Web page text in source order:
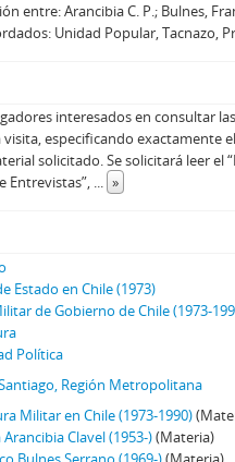
entre: Arancibia C. P.; Bulnes,
Unidad Popular, Tacnazo,
interesados en consultar
visita, especificando exactamente
solicitado. Se solicitará leer el
Entrevistas”, ... »
Estado en Chile (1973)
de Gobierno de Chile (1973-
Política
Región Metropolitana
Militar en Chile (1973-1990)
Arancibia Clavel (1953-)(Materia)